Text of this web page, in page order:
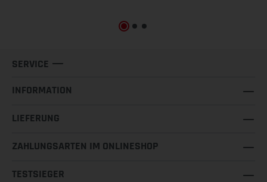
SERVICE
INFORMATION
LIEFERUNG
ZAHLUNGSARTEN IM ONLINESHOP
TESTSIEGER